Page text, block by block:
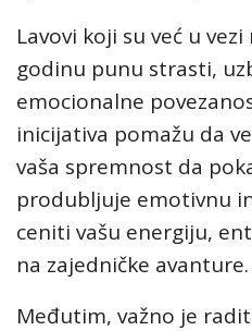
Lavovi koji su već u
godinu punu strasti,
emocionalne
inicijativa pomažu da
vaša spremnost da
produbljuje emotivnu
ceniti vašu energiju,
na zajedničke avanture.
Međutim, važno je